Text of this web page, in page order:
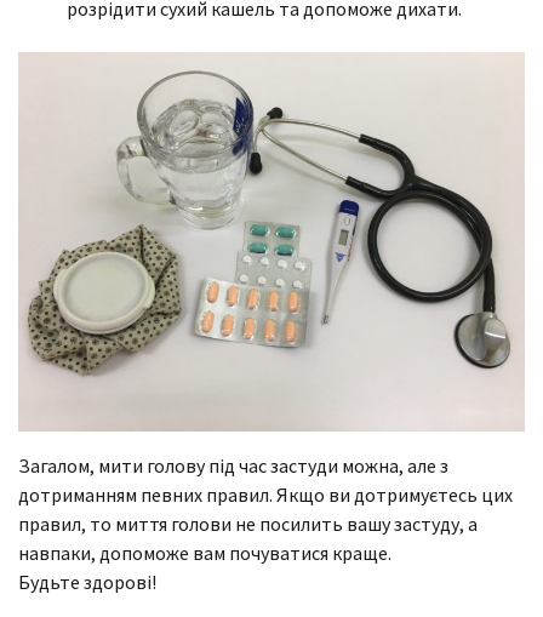
розрідити сухий кашель та допоможе дихати.
Загалом, мити голову під час застуди можна, але з
дотриманням певних правил. Якщо ви дотримуєтесь цих
правил, то миття голови не посилить вашу застуду, а
навпаки, допоможе вам почуватися краще.
Будьте здорові!